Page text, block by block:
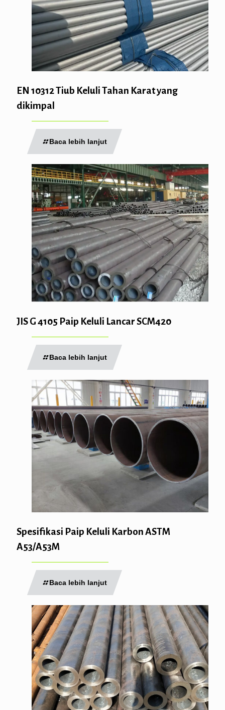
EN 10312 Tiub Keluli Tahan Karat yang
dikimpal
Baca lebih lanjut
JIS G 4105 Paip Keluli Lancar SCM420
Baca lebih lanjut
Spesifikasi Paip Keluli Karbon ASTM
A53/A53M
Baca lebih lanjut